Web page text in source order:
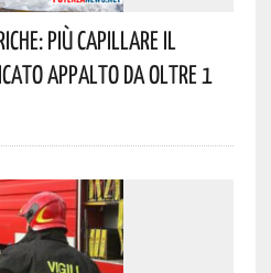
Più Capillare Il
Appalto Da Oltre 1